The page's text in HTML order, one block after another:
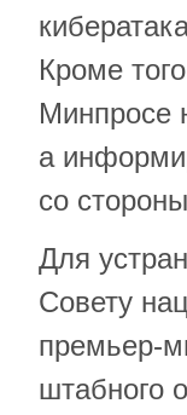
Кроме
Минпросе
а
со
Для
Совету
премьер-
штабного